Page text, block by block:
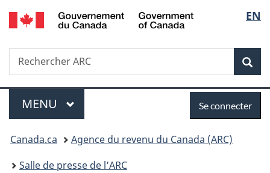
Passer
au
Passer
à
du
Passer
à
simplifiée
de
la
EN
Recherche
Rechercher
ARC
Menu
MENU PRINCIPAL
connecter
Se connecter
Vous
êtes
Canada.ca
Agence du revenu du Canada (ARC)
Salle de presse de l’ARC